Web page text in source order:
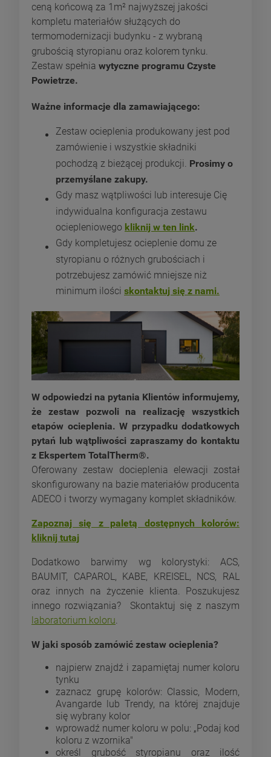
ceną końcową za 1m² najwyższej jakości
kompletu materiałów służących do
termomodernizacji budynku - z wybraną
grubością styropianu oraz kolorem tynku.
Zestaw spełnia wytyczne programu Czyste
Powietrze.
Ważne informacje dla zamawiającego:
Zestaw ocieplenia produkowany jest pod
zamówienie i wszystkie składniki
pochodzą z bieżącej produkcji. Prosimy o
przemyślane zakupy.
Gdy masz wątpliwości lub interesuje Cię
indywidualna konfiguracja zestawu
ociepleniowego kliknij w ten link.
Gdy kompletujesz ocieplenie domu ze
styropianu o różnych grubościach i
potrzebujesz zamówić mniejsze niż
minimum ilości skontaktuj się z nami.
W odpowiedzi na pytania Klientów informujemy,
że zestaw pozwoli na realizację wszystkich
etapów ocieplenia. W przypadku dodatkowych
pytań lub wątpliwości zapraszamy do kontaktu
z Ekspertem TotalTherm®.
Oferowany zestaw docieplenia elewacji został
skonfigurowany na bazie materiałów producenta
ADECO i tworzy wymagany komplet składników.
Zapoznaj się z paletą dostępnych kolorów:
kliknij tutaj
Dodatkowo barwimy wg kolorystyki: ACS,
BAUMIT, CAPAROL, KABE, KREISEL, NCS, RAL
oraz innych na życzenie klienta. Poszukujesz
innego rozwiązania? Skontaktuj się z naszym
laboratorium koloru.
W jaki sposób zamówić zestaw ocieplenia?
najpierw znajdź i zapamiętaj numer koloru
tynku
zaznacz grupę kolorów: Classic, Modern,
Avangarde lub Trendy, na której znajduje
się wybrany kolor
wprowadź numer koloru w polu: „Podaj kod
koloru z wzornika"
określ grubość styropianu oraz ilość